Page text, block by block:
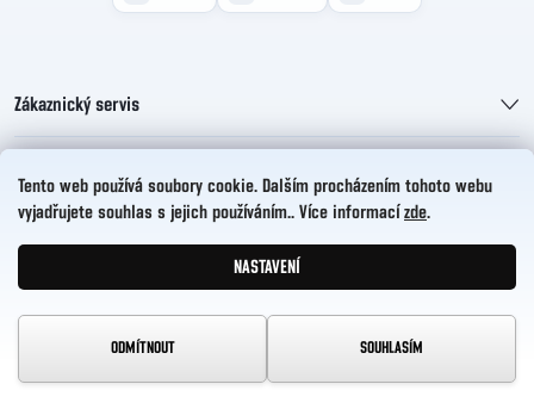
Tento web používá soubory cookie. Dalším procházením tohoto webu
vyjadřujete souhlas s jejich používáním.. Více informací zde.
NASTAVENÍ
ODMÍTNOUT SOUHLASÍM
Zákaznický servis
Copyright 2026
. Všechna práva vyhrazena.
Upravit nastavení cookies